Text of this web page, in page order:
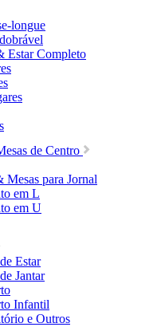
longue
Estar Completo
de Centro
para Jornal
em L
em U
Estar
Jantar
Infantil
e Outros